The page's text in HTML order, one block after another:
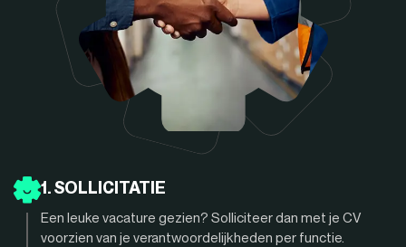
1. SOLLICITATIE
Een leuke vacature gezien? Solliciteer dan met je CV
voorzien van je verantwoordelijkheden per functie.